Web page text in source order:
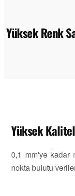
Yüksek Renk
Yüksek
0,1 mm'ye kadar
nokta bulutu